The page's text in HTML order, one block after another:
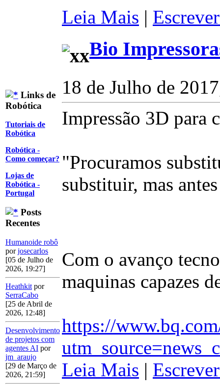
Links de
Robótica
Tutoriais de
Robótica
Robótica -
Como começar?
Lojas de
Robótica -
Portugal
Posts
Recentes
Humanoide robô
porjosecarlos
[05 de Julho de
2026, 19:27]
Heathkit por
SerraCabo
[25 de Abril de
2026, 12:48]
Desenvolvimento
de projetos com
agentes AI por
jm_araujo
[29 de Março de
2026, 21:59]
Leia Mais |
Bio
18 de Julho de
Impressão 3D para
"Procuramos
substituir, mas
Com o avanço
maquinas capazes
https://
Leia Mais |